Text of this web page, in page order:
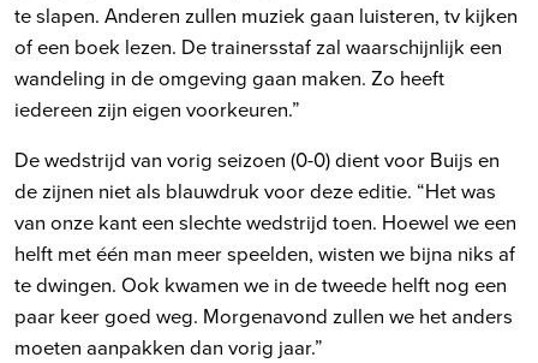
te slapen. Anderen zullen muziek gaan luisteren, tv kijken
of een boek lezen. De trainersstaf zal waarschijnlijk een
wandeling in de omgeving gaan maken. Zo heeft
iedereen zijn eigen voorkeuren.”
De wedstrijd van vorig seizoen (0-0) dient voor Buijs en
de zijnen niet als blauwdruk voor deze editie. “Het was
van onze kant een slechte wedstrijd toen. Hoewel we een
helft met één man meer speelden, wisten we bijna niks af
te dwingen. Ook kwamen we in de tweede helft nog een
paar keer goed weg. Morgenavond zullen we het anders
moeten aanpakken dan vorig jaar.”